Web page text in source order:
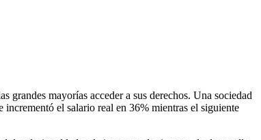
mayorías acceder a sus derechos. Una sociedad
el salario real en 36% mientras el siguiente